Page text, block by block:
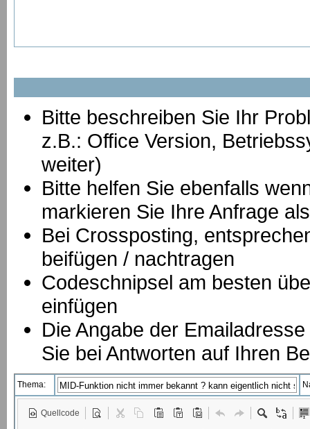
Bitte beschreiben Sie Ihr
z.B.: Office Version,
weiter)
Bitte helfen Sie ebenfalls
markieren Sie Ihre Anfrage
Bei Crossposting,
beifügen / nachtragen
Codeschnipsel am besten
einfügen
Die Angabe der
Sie bei Antworten auf Ihren
Thema:
Quellcode